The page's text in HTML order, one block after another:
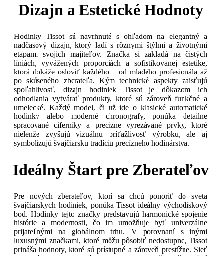
Dizajn a Estetické Hodnoty
Hodinky Tissot sú navrhnuté s ohľadom na elegantný a
nadčasový dizajn, ktorý ladí s rôznymi štýlmi a životnými
etapami svojich majiteľov. Značka si zakladá na čistých
líniách, vyvážených proporciách a sofistikovanej estetike,
ktorá dokáže osloviť každého – od mladého profesionála až
po skúseného zberateľa. Kým technické aspekty zaisťujú
spoľahlivosť, dizajn hodiniek Tissot je dôkazom ich
odhodlania vytvárať produkty, ktoré sú zároveň funkčné a
umelecké. Každý model, či už ide o klasické automatické
hodinky alebo moderné chronografy, ponúka detailne
spracované ciferníky a precízne vyrezávané prvky, ktoré
nielenže zvyšujú vizuálnu príťažlivosť výrobku, ale aj
symbolizujú švajčiarsku tradíciu precízneho hodinárstva.
Ideálny Štart pre Zberateľov
Pre nových zberateľov, ktorí sa chcú ponoriť do sveta
švajčiarskych hodiniek, ponúka Tissot ideálny východiskový
bod. Hodinky tejto značky predstavujú harmonické spojenie
histórie a modernosti, čo im umožňuje byť univerzálne
prijateľnými na globálnom trhu. V porovnaní s inými
luxusnými značkami, ktoré môžu pôsobiť nedostupne, Tissot
prináša hodnoty, ktoré sú prístupné a zároveň prestížne. Sieť